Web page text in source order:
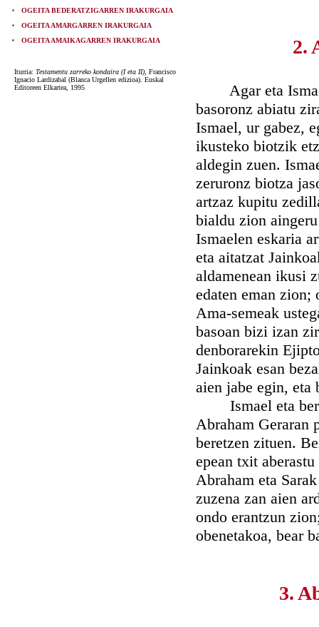
OGEITA BEDERATZIGARREN IRAKURGAIA
OGEITA AMARGARREN IRAKURGAIA
OGEITA AMAIKAGARREN IRAKURGAIA
Iturria: Testamentu zarreko kondaira (I eta II) , Francisco
Ignacio Lardizabal (Blanca Urgellen edizioa). Euskal
Editoreen Elkartea, 1995
2.
Agar eta Ismael
basoronz abiatu
Ismael, ur gabez,
ikusteko biotzik
aldegin zuen.
zeruronz biotza
artzaz kupitu
bialdu zion
Ismaelen eskaria
eta aitatzat
aldamenean ikusi
edaten eman zion;
Ama-semeak
basoan bizi izan
denborarekin
Jainkoak esan
aien jabe egin, eta
Ismael eta bere
Abraham Geraran
beretzen zituen.
epean txit
Abraham eta
zuzena zan aien
ondo erantzun
obenetakoa, bear
3.